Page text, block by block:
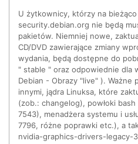
U żytkownicy, którzy na
security.debian.org nie będą
pakietów. Niemniej nowe,
CD/DVD zawierające zmiany
wydania, będą dostępne do
" stable " oraz odpowiednie dla
Debian - Obrazy "live" ). Ważne
innymi, jądra Linuksa, które
(zob.: changelog), powłoki
7543), menadżera systemu i
7796, różne poprawki etc.), a
nvidia-graphics-drivers-legacy-